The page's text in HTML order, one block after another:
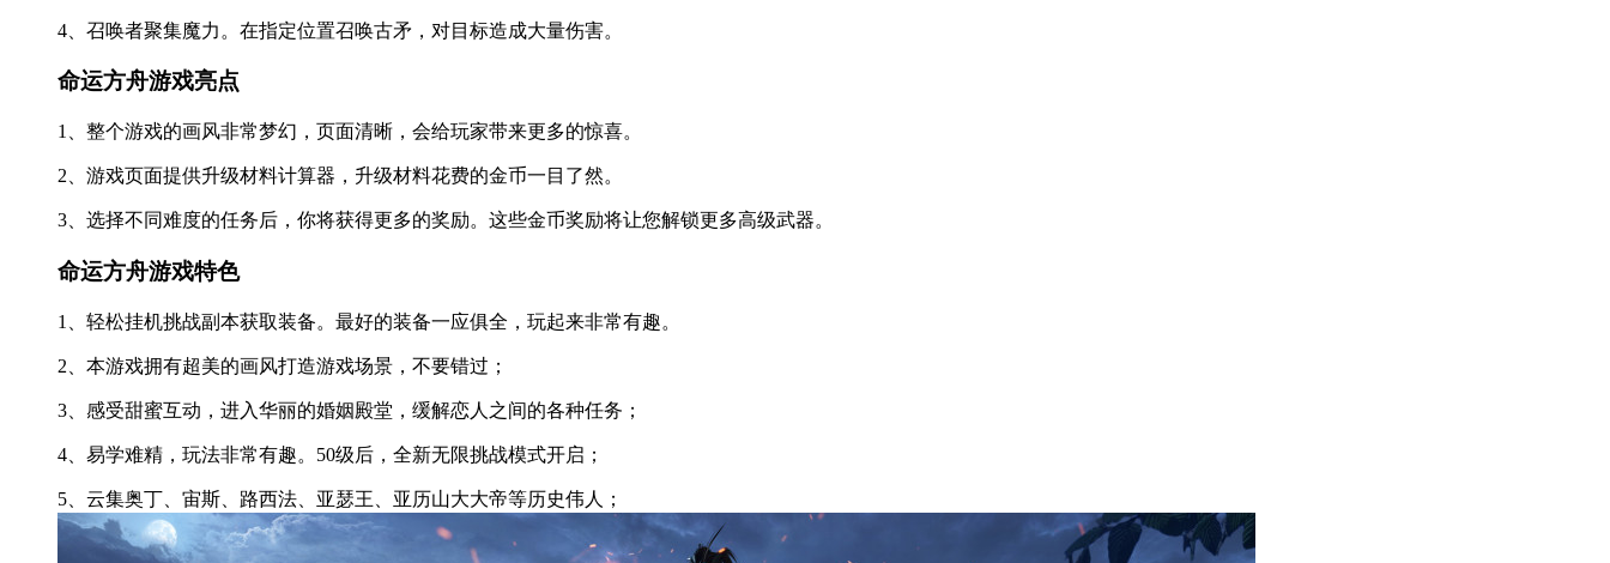
4、召唤者聚集魔力。在指定位置召唤古矛，对目标造成大量伤害。
命运方舟游戏亮点
1、整个游戏的画风非常梦幻，页面清晰，会给玩家带来更多的惊喜。
2、游戏页面提供升级材料计算器，升级材料花费的金币一目了然。
3、选择不同难度的任务后，你将获得更多的奖励。这些金币奖励将让您解锁更多高级武器。
命运方舟游戏特色
1、轻松挂机挑战副本获取装备。最好的装备一应俱全，玩起来非常有趣。
2、本游戏拥有超美的画风打造游戏场景，不要错过；
3、感受甜蜜互动，进入华丽的婚姻殿堂，缓解恋人之间的各种任务；
4、易学难精，玩法非常有趣。50级后，全新无限挑战模式开启；
5、云集奥丁、宙斯、路西法、亚瑟王、亚历山大大帝等历史伟人；